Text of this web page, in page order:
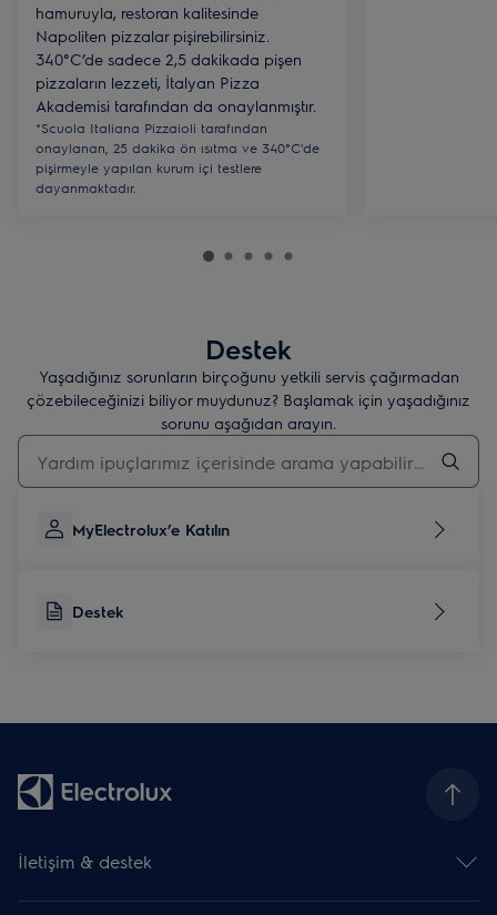
hamuruyla, restoran kalitesinde
Napoliten pizzalar pişirebilirsiniz.
340°C’de sadece 2,5 dakikada pişen
pizzaların lezzeti, İtalyan Pizza
Akademisi tarafından da onaylanmıştır.
*Scuola Italiana Pizzaioli tarafından
onaylanan, 25 dakika ön ısıtma ve 340°C'de
pişirmeyle yapılan kurum içi testlere
dayanmaktadır.
Destek
Yaşadığınız sorunların birçoğunu yetkili servis çağırmadan
çözebileceğinizi biliyor muydunuz? Başlamak için yaşadığınız
sorunu aşağıdan arayın.
Destek makalelerini aramak için yazın
MyElectrolux’e Katılın
Destek
İletişim & destek